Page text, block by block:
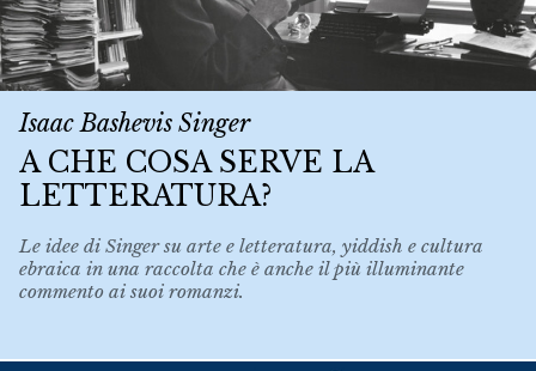
Isaac Bashevis Singer
A CHE COSA SERVE LA
LETTERATURA?
Le idee di Singer su arte e letteratura, yiddish e cultura
ebraica in una raccolta che è anche il più illuminante
commento ai suoi romanzi.